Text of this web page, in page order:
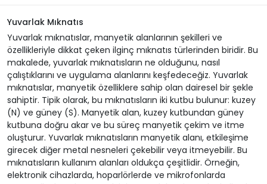
Yuvarlak Mıknatıs
Yuvarlak mıknatıslar, manyetik alanlarının şekilleri ve
özellikleriyle dikkat çeken ilginç mıknatıs türlerinden biridir. Bu
makalede, yuvarlak mıknatısların ne olduğunu, nasıl
çalıştıklarını ve uygulama alanlarını keşfedeceğiz. Yuvarlak
mıknatıslar, manyetik özelliklere sahip olan dairesel bir şekle
sahiptir. Tipik olarak, bu mıknatısların iki kutbu bulunur: kuzey
(N) ve güney (S). Manyetik alan, kuzey kutbundan güney
kutbuna doğru akar ve bu süreç manyetik çekim ve itme
oluşturur. Yuvarlak mıknatısların manyetik alanı, etkileşime
girecek diğer metal nesneleri çekebilir veya itmeyebilir. Bu
mıknatısların kullanım alanları oldukça çeşitlidir. Örneğin,
elektronik cihazlarda, hoparlörlerde ve mikrofonlarda